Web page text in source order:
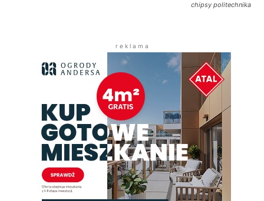
chipsy politechnika
r e k l a m a